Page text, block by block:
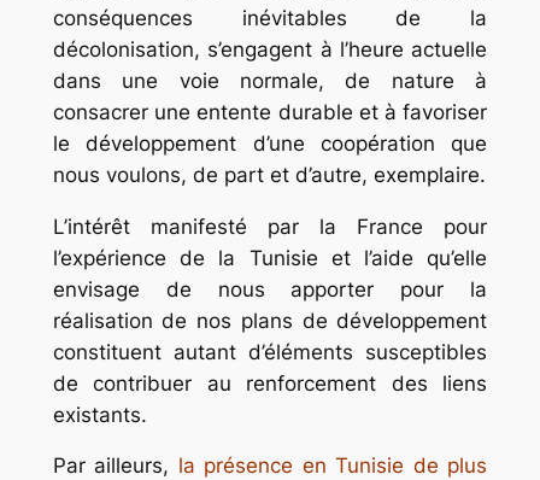
conséquences inévitables de la
décolonisation, s’engagent à l’heure actuelle
dans une voie normale, de nature à
consacrer une entente durable et à favoriser
le développement d’une coopération que
nous voulons, de part et d’autre, exemplaire.
L’intérêt manifesté par la France pour
l’expérience de la Tunisie et l’aide qu’elle
envisage de nous apporter pour la
réalisation de nos plans de développement
constituent autant d’éléments susceptibles
de contribuer au renforcement des liens
existants.
Par ailleurs, la présence en Tunisie de plus